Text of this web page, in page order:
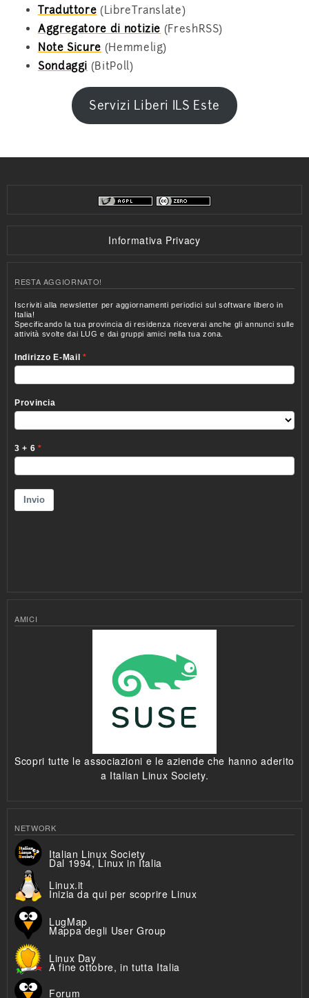
Traduttore (LibreTranslate)
Aggregatore di notizie (FreshRSS)
Note Sicure (Hemmelig)
Sondaggi (BitPoll)
Servizi Liberi ILS Este
Informativa Privacy
RESTA AGGIORNATO!
AMICI
Scopri tutte le associazioni e le aziende che hanno aderito
a Italian Linux Society.
NETWORK
Italian Linux Society
Dal 1994, Linux in Italia
Linux.it
Inizia da qui per scoprire Linux
LugMap
Mappa degli User Group
Linux Day
A fine ottobre, in tutta Italia
Forum